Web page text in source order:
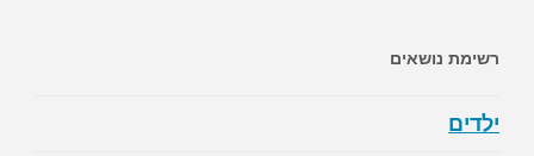
רשימת נושאים
ילדים